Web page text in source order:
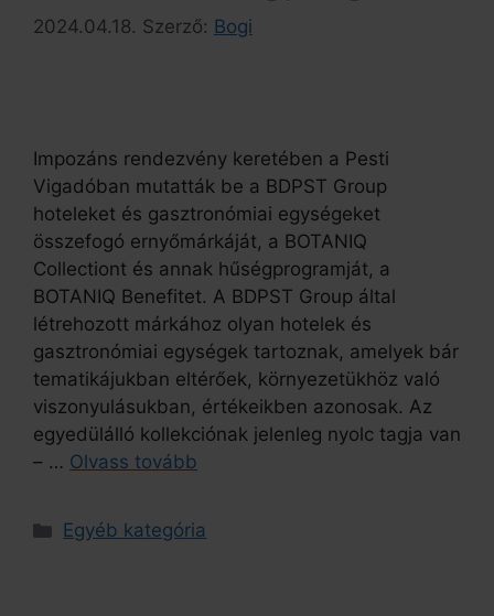
2024.04.18. Szerző: Bogi
Impozáns rendezvény keretében a Pesti
Vigadóban mutatták be a BDPST Group
hoteleket és gasztronómiai egységeket
összefogó ernyőmárkáját, a BOTANIQ
Collectiont és annak hűségprogramját, a
BOTANIQ Benefitet. A BDPST Group által
létrehozott márkához olyan hotelek és
gasztronómiai egységek tartoznak, amelyek bár
tematikájukban eltérőek, környezetükhöz való
viszonyulásukban, értékeikben azonosak. Az
egyedülálló kollekciónak jelenleg nyolc tagja van
– … Olvass tovább
Egyéb kategória